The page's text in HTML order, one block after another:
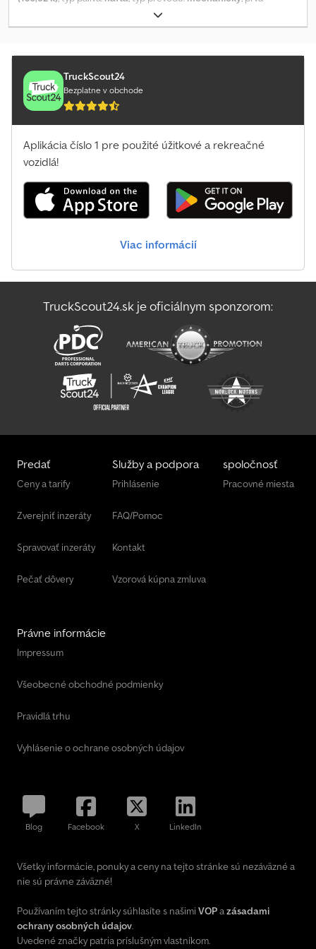
Délka 304 cm x Šířka 204 cm x Výška 200 cm UŽITEČNÉ ZATÍŽENÍ:
850 kg VÝKON: 170 k ŘADA: Master KILOMETRY: 0 PŘEVODOVKA:
, emisná trieda:
sedadiel:2, Rok výroby:2019,
TruckScout24
Bezplatne v obchode
Aplikácia číslo 1 pre použité úžitkové a rekreačné
vozidlá!
Viac informácií
TruckScout24.sk je oficiálnym sponzorom:
Predať
Ceny a tarify
Zverejniť inzeráty
Spravovať inzeráty
Pečať dôvery
Služby a podpora
Prihlásenie
FAQ/Pomoc
Kontakt
Vzorová kúpna zmluva
spoločnosť
Pracovné miesta
Právne informácie
Impressum
Všeobecné obchodné podmienky
Pravidlá trhu
Vyhlásenie o ochrane osobných údajov
Blog Facebook X LinkedIn
Všetky informácie, ponuky a ceny na tejto stránke sú nezáväzné a
nie sú právne záväzné!
Používaním tejto stránky súhlasíte s našimi VOPazásadami
ochrany osobných údajov.
Uvedené značky patria príslušným vlastníkom.